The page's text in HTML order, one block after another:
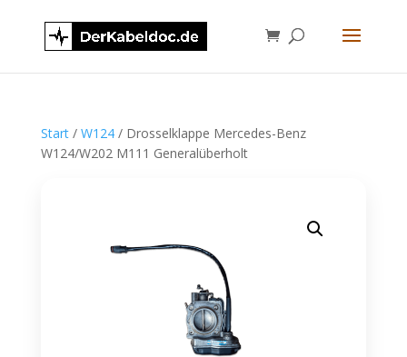
Start/ W124/ Drosselklappe Mercedes-Benz
W124/W202 M111 Generalüberholt